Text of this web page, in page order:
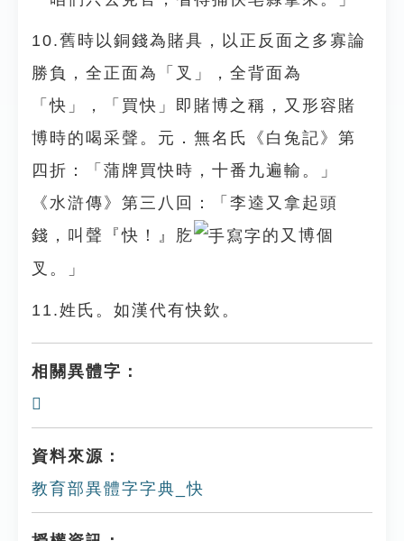
10.舊時以銅錢為賭具，以正反面之多寡論
勝負，全正面為「叉」，全背面為
「快」，「買快」即賭博之稱，又形容賭
博時的喝采聲。元．無名氏《白兔記》第
四折：「蒲牌買快時，十番九遍輸。」
《水滸傳》第三八回：「李逵又拿起頭
錢，叫聲『快！』肐
的又博個
叉。」
11.姓氏。如漢代有快欽。
相關異體字：
𢘦
資料來源：
教育部異體字字典_快